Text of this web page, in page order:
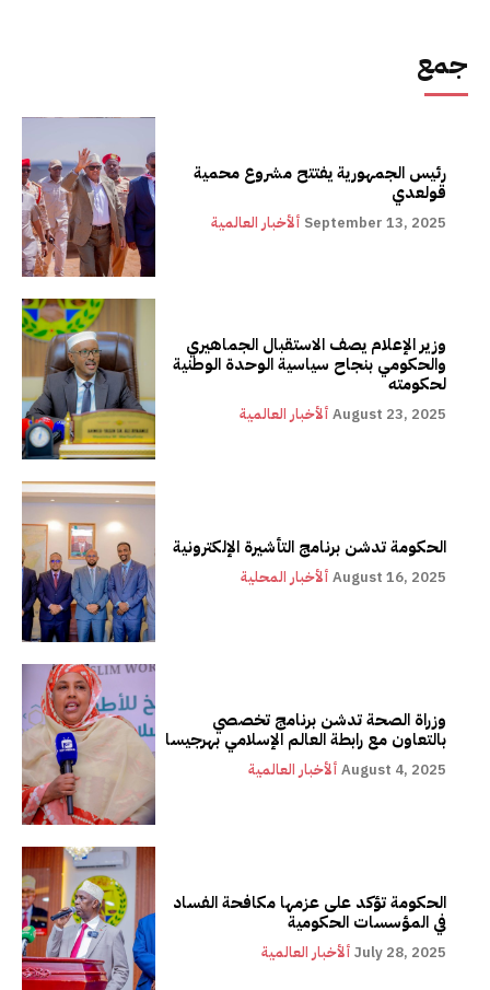
جمع
رئيس الجمهورية يفتتح مشروع محمية
قولعدي
ألأخبار العالمية September 13, 2025
وزير الإعلام يصف الاستقبال الجماهيري
والحكومي بنجاح سياسية الوحدة الوطنية
لحكومته
ألأخبار العالمية August 23, 2025
الحكومة تدشن برنامج التأشيرة الإلكترونية
ألأخبار المحلية August 16, 2025
وزراة الصحة تدشن برنامج تخصصي
بالتعاون مع رابطة العالم الإسلامي بهرجيسا
ألأخبار العالمية August 4, 2025
الحكومة تؤكد على عزمها مكافحة الفساد
في المؤسسات الحكومية
ألأخبار العالمية July 28, 2025